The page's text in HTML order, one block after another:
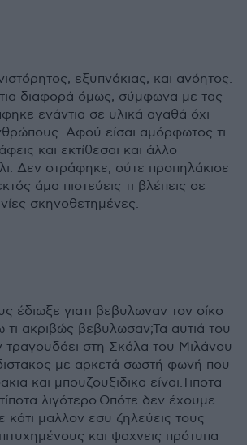
εξυπνάκιας, και ανόητος.
διαφορά όμως, σύμφωνα με τας
ενάντια σε υλικά αγαθά όχι
Αφού είσαι αμόρφωτος τι
και εκτίθεσαι και άλλο
Δεν στράφηκε, ούτε προπηλάκισε
άμα πιστεύεις τι βλέπεις σε
σκηνοθετημένες.
έδιωξε γιατι βεβυλωναν τον οίκο
ακριβώς βεβυλωσαν;Τα αυτιά του
τραγουδάει στη Σκάλα του Μιλάνου
με αρκετά σωστή φωνή που
και μπουζουξιδικα είναι.Τιποτα
λιγότερο.Οπότε δεν έχουμε
κάτι μαλλον εσυ ζηλεύεις τους
και ψαχνεις πρότυπα